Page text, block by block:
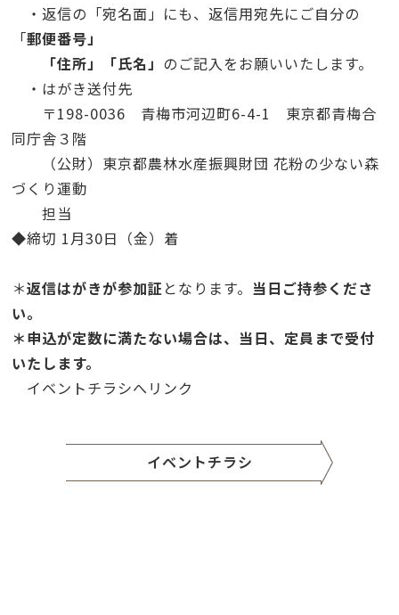
・返信の「宛名面」にも、返信用宛先にご自分の
「郵便番号」
「住所」「氏名」 のご記入をお願いいたします。
・はがき送付先
〒198-0036 青梅市河辺町6-4-1
東京都青梅合
同庁舎３階
（公財）東京都農林水産振興財団花粉の少ない森
づくり運動
担当
◆締切 1月30日（金）着
＊返信はがきが参加証となります。 当日ご持参くださ
い。
＊申込が定数に満たない場合は、当日、定員まで受付
いたします。
イベントチラシへリンク
イベントチラシ